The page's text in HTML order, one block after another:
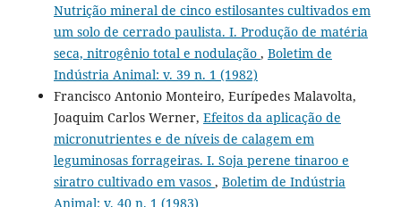
Nutrição mineral de cinco estilosantes cultivados em
um solo de cerrado paulista. I. Produção de matéria
seca, nitrogênio total e nodulação , Boletim de
Indústria Animal: v. 39 n. 1 (1982)
Francisco Antonio Monteiro, Eurípedes Malavolta,
Joaquim Carlos Werner, Efeitos da aplicação de
micronutrientes e de níveis de calagem em
leguminosas forrageiras. I. Soja perene tinaroo e
siratro cultivado em vasos , Boletim de Indústria
Animal: v. 40 n. 1 (1983)